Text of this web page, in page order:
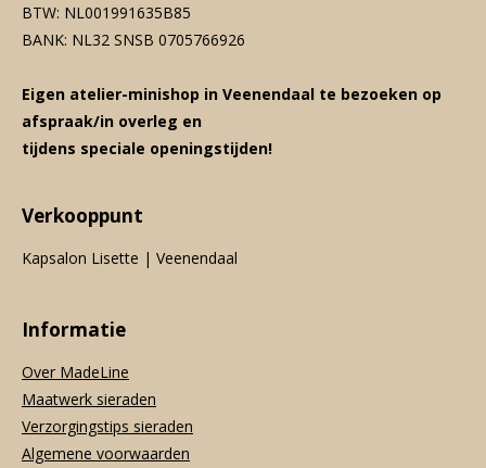
BTW: NL001991635B85
BANK: NL32 SNSB 0705766926
Eigen atelier-minishop in Veenendaal te bezoeken op
afspraak/in overleg en
tijdens speciale openingstijden!
Verkooppunt
Kapsalon Lisette | Veenendaal
Informatie
Over MadeLine
Maatwerk sieraden
Verzorgingstips sieraden
Algemene voorwaarden